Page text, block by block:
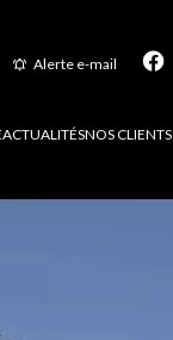
Alerte e-mail
ACTUALITÉSNOS